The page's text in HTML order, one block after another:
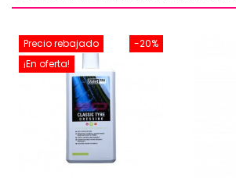
-20%
Precio rebajado
¡En oferta!